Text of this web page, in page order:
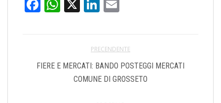
Facebook
WhatsApp
X LinkedIn
PRECENDENTE
FIERE E MERCATI: BANDO POSTEGGI MERCATI
COMUNE DI GROSSETO